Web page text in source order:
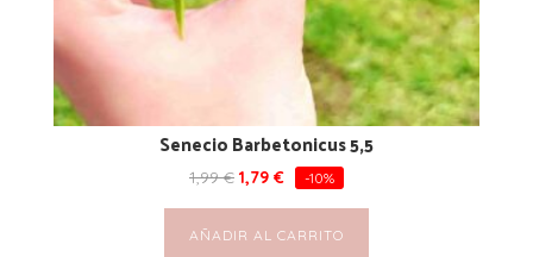
Senecio Barbetonicus 5,5
1,99€ 1,79 € -10%
AÑADIR AL CARRITO